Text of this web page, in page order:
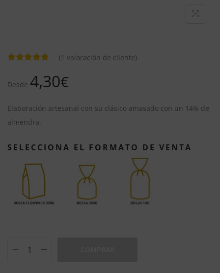
(1 valoración de cliente)
Desde 4,30€
Elaboración artesanal con su clásico amasado con un 14% de
almendra.
SELECCIONA EL FORMATO DE VENTA